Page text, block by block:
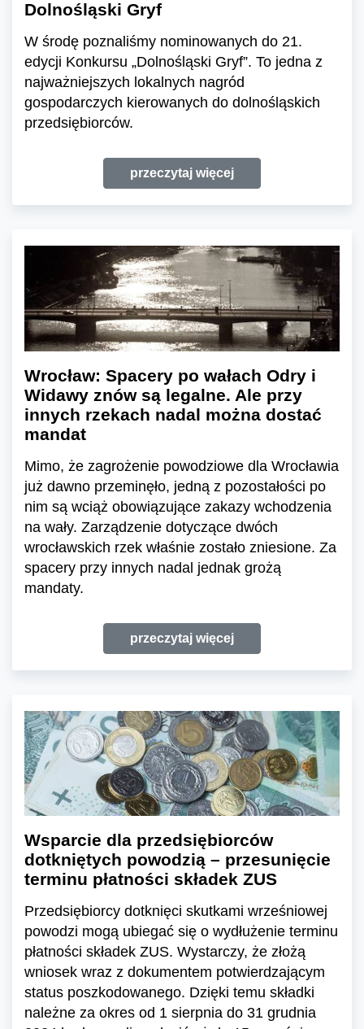
Dolnośląski Gryf
W środę poznaliśmy nominowanych do 21.
edycji Konkursu „Dolnośląski Gryf”. To jedna z
najważniejszych lokalnych nagród
gospodarczych kierowanych do dolnośląskich
przedsiębiorców.
przeczytaj więcej
Wrocław: Spacery po wałach Odry i
Widawy znów są legalne. Ale przy
innych rzekach nadal można dostać
mandat
Mimo, że zagrożenie powodziowe dla Wrocławia
już dawno przeminęło, jedną z pozostałości po
nim są wciąż obowiązujące zakazy wchodzenia
na wały. Zarządzenie dotyczące dwóch
wrocławskich rzek właśnie zostało zniesione. Za
spacery przy innych nadal jednak grożą
mandaty.
przeczytaj więcej
Wsparcie dla przedsiębiorców
dotkniętych powodzią – przesunięcie
terminu płatności składek ZUS
Przedsiębiorcy dotknięci skutkami wrześniowej
powodzi mogą ubiegać się o wydłużenie terminu
płatności składek ZUS. Wystarczy, że złożą
wniosek wraz z dokumentem potwierdzającym
status poszkodowanego. Dzięki temu składki
należne za okres od 1 sierpnia do 31 grudnia